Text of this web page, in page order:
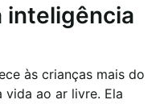
inteligência
às crianças mais do
vida ao ar livre. Ela